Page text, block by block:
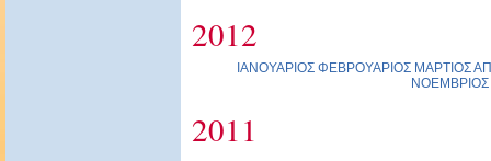
2012
ΙΑΝΟΥΑΡΙΟΣ ΦΕΒΡΟΥΑΡΙΟΣ ΜΑΡΤΙΟΣ
ΝΟΕΜΒΡΙΟΣ
2011